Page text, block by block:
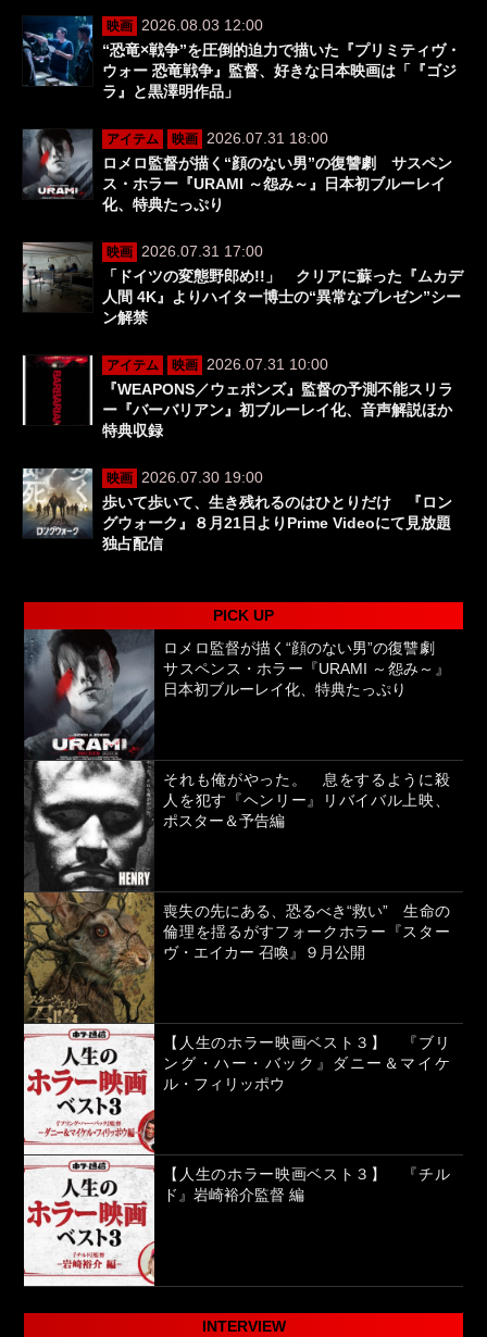
映画 2026.08.03 12:00
“恐竜×戦争”を圧倒的迫力で描いた『プリミティヴ・
ウォー 恐竜戦争』監督、好きな日本映画は「『ゴジ
ラ』と黒澤明作品」
アイテム 映画 2026.07.31 18:00
ロメロ監督が描く“顔のない男”の復讐劇 サスペン
ス・ホラー『URAMI ～怨み～』日本初ブルーレイ
化、特典たっぷり
映画 2026.07.31 17:00
「ドイツの変態野郎め!!」 クリアに蘇った『ムカデ
人間 4K』よりハイター博士の“異常なプレゼン”シー
ン解禁
アイテム 映画 2026.07.31 10:00
『WEAPONS／ウェポンズ』監督の予測不能スリラ
ー『バーバリアン』初ブルーレイ化、音声解説ほか
特典収録
映画 2026.07.30 19:00
歩いて歩いて、生き残れるのはひとりだけ 『ロン
グウォーク』８月21日よりPrime Videoにて見放題
独占配信
PICK UP
ロメロ監督が描く“顔のない男”の復讐劇
サスペンス・ホラー『URAMI ～怨み～』
日本初ブルーレイ化、特典たっぷり
それも俺がやった。 息をするように殺
人を犯す『ヘンリー』リバイバル上映、
ポスター＆予告編
喪失の先にある、恐るべき“救い” 生命の
倫理を揺るがすフォークホラー『スター
ヴ・エイカー 召喚』９月公開
【人生のホラー映画ベスト３】 『ブリ
ング・ハー・バック』ダニー＆マイケ
ル・フィリッポウ
【人生のホラー映画ベスト３】 『チル
ド』岩崎裕介監督 編
INTERVIEW